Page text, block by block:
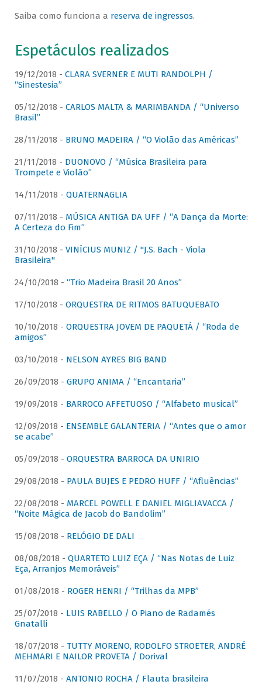
Saiba como funciona a reserva de ingressos.
Espetáculos realizados
19/12/2018 - CLARA SVERNER E MUTI RANDOLPH /
“Sinestesia”
05/12/2018 - CARLOS MALTA & MARIMBANDA / “Universo
Brasil”
28/11/2018 - BRUNO MADEIRA / “O Violão das Américas”
21/11/2018 - DUONOVO / “Música Brasileira para
Trompete e Violão”
14/11/2018 - QUATERNAGLIA
07/11/2018 - MÚSICA ANTIGA DA UFF / “A Dança da Morte:
A Certeza do Fim”
31/10/2018 - VINÍCIUS MUNIZ / "J.S. Bach - Viola
Brasileira"
24/10/2018 - “Trio Madeira Brasil 20 Anos”
17/10/2018 - ORQUESTRA DE RITMOS BATUQUEBATO
10/10/2018 - ORQUESTRA JOVEM DE PAQUETÁ / “Roda de
amigos”
03/10/2018 - NELSON AYRES BIG BAND
26/09/2018 - GRUPO ANIMA / “Encantaria”
19/09/2018 - BARROCO AFFETUOSO / “Alfabeto musical”
12/09/2018 - ENSEMBLE GALANTERIA / “Antes que o amor
se acabe”
05/09/2018 - ORQUESTRA BARROCA DA UNIRIO
29/08/2018 - PAULA BUJES E PEDRO HUFF / “Afluências”
22/08/2018 - MARCEL POWELL E DANIEL MIGLIAVACCA /
“Noite Mágica de Jacob do Bandolim”
15/08/2018 - RELÓGIO DE DALI
08/08/2018 - QUARTETO LUIZ EÇA / “Nas Notas de Luiz
Eça, Arranjos Memoráveis”
01/08/2018 - ROGER HENRI / “Trilhas da MPB”
25/07/2018 - LUIS RABELLO / O Piano de Radamés
Gnatalli
18/07/2018 - TUTTY MORENO, RODOLFO STROETER, ANDRÉ
MEHMARI E NAILOR PROVETA / Dorival
11/07/2018 - ANTONIO ROCHA / Flauta brasileira